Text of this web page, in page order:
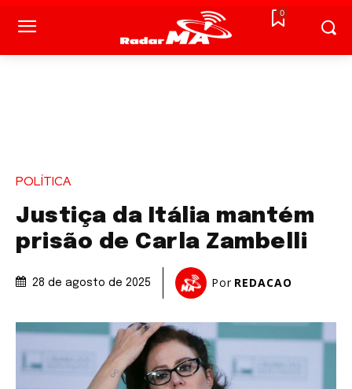
0
POLÍTICA
Justiça da Itália mantém
prisão de Carla Zambelli
28 de agosto de 2025 Por REDACAO